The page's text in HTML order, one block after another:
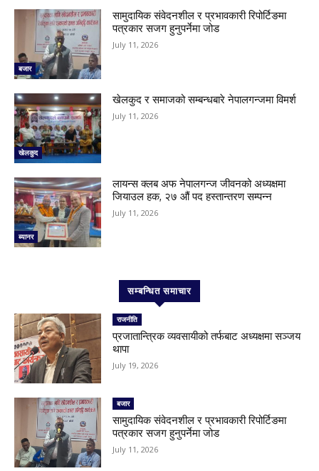
बजार
सामुदायिक संवेदनशील र प्रभावकारी रिपोर्टिङमा
पत्रकार सजग हुनुपर्नेमा जोड
July 11, 2026
खेलकुद
खेलकुद र समाजको सम्बन्धबारे नेपालगन्जमा विमर्श
July 11, 2026
ब्यानर
लायन्स क्लब अफ नेपालगन्ज जीवनको अध्यक्षमा
जियाउल हक, २७ औं पद हस्तान्तरण सम्पन्न
July 11, 2026
सम्बन्धित समाचार
राजनीति
प्रजातान्त्रिक व्यवसायीको तर्फबाट अध्यक्षमा सञ्जय
थापा
July 19, 2026
बजार
सामुदायिक संवेदनशील र प्रभावकारी रिपोर्टिङमा
पत्रकार सजग हुनुपर्नेमा जोड
July 11, 2026